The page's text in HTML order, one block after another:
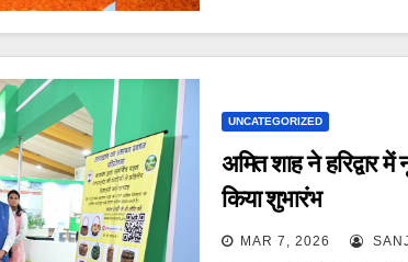
UNCATEGORIZED
अमित शाह ने हरिद्वार में
किया शुभारंभ
MAR 7, 2026